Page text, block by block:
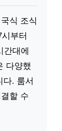
식 조식
부터
간대에
다양했
다. 룸서
할 수